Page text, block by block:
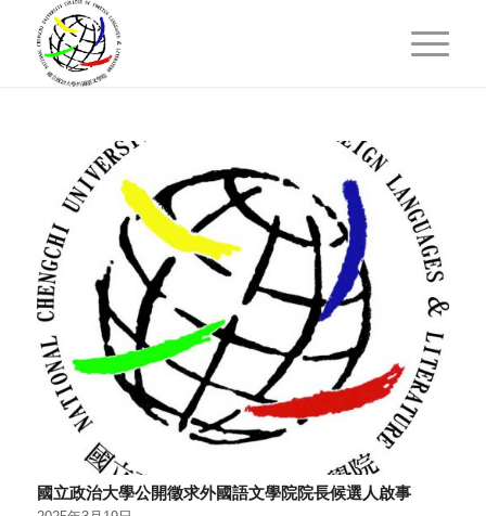
國立政治大學公開徵求外國語文學院院長候選人啟事